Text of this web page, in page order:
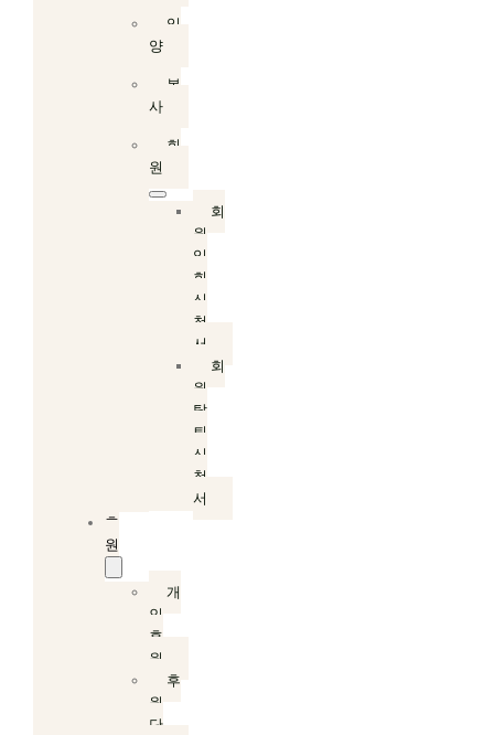
입
양
봉
사
회
원
회
원
입
회
신
청
서
회
원
탈
퇴
신
청
서
후
원
개
인
후
원
후
원
단